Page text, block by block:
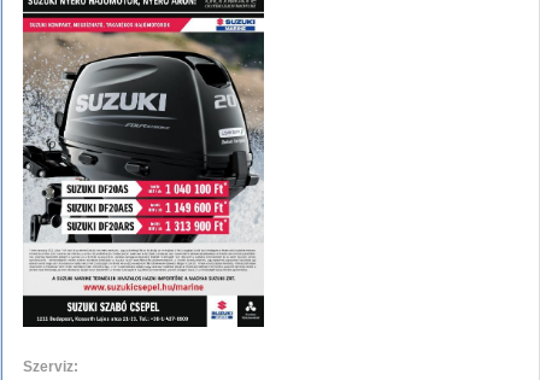
Szerviz: